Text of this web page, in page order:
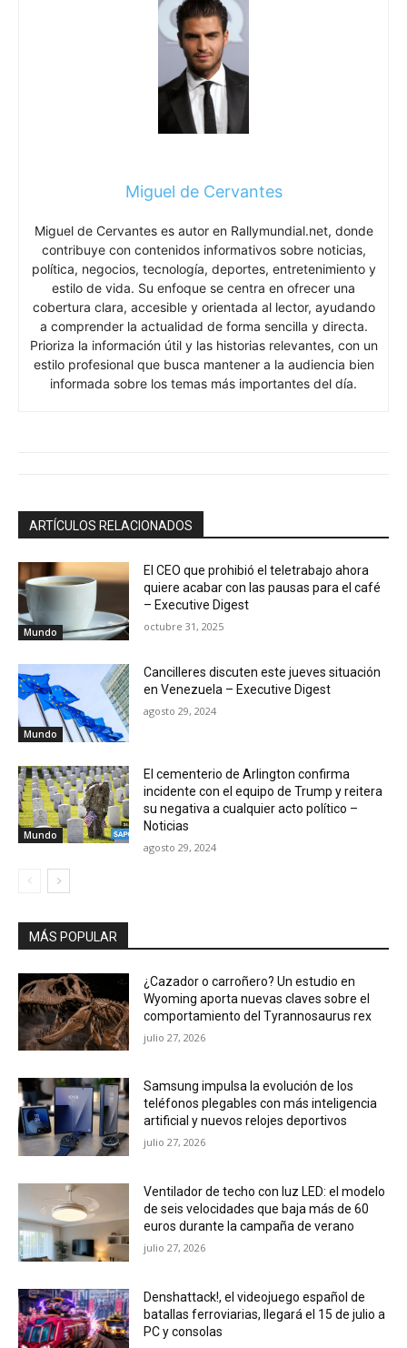
Miguel de Cervantes
Miguel de Cervantes es autor en Rallymundial.net, donde
contribuye con contenidos informativos sobre noticias,
política, negocios, tecnología, deportes, entretenimiento y
estilo de vida. Su enfoque se centra en ofrecer una
cobertura clara, accesible y orientada al lector, ayudando
a comprender la actualidad de forma sencilla y directa.
Prioriza la información útil y las historias relevantes, con un
estilo profesional que busca mantener a la audiencia bien
informada sobre los temas más importantes del día.
ARTÍCULOS RELACIONADOS
Mundo
El CEO que prohibió el teletrabajo ahora
quiere acabar con las pausas para el café
– Executive Digest
octubre 31, 2025
Mundo
Cancilleres discuten este jueves situación
en Venezuela – Executive Digest
agosto 29, 2024
Mundo
El cementerio de Arlington confirma
incidente con el equipo de Trump y reitera
su negativa a cualquier acto político –
Noticias
agosto 29, 2024
MÁS POPULAR
¿Cazador o carroñero? Un estudio en
Wyoming aporta nuevas claves sobre el
comportamiento del Tyrannosaurus rex
julio 27, 2026
Samsung impulsa la evolución de los
teléfonos plegables con más inteligencia
artificial y nuevos relojes deportivos
julio 27, 2026
Ventilador de techo con luz LED: el modelo
de seis velocidades que baja más de 60
euros durante la campaña de verano
julio 27, 2026
Denshattack!, el videojuego español de
batallas ferroviarias, llegará el 15 de julio a
PC y consolas